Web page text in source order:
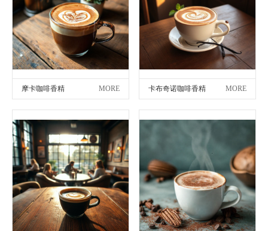
摩卡咖啡香精 MORE 卡布奇诺咖啡香精 MORE